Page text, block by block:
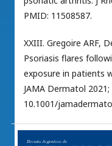
PMID: 11508587.
XXIII. Gregoire ARF,
Psoriasis flares
exposure in patients
JAMA Dermatol
10.1001/